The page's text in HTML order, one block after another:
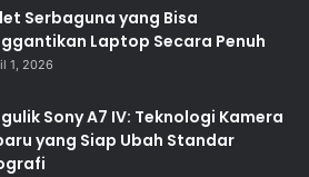
Serbaguna yang Bisa
Laptop Secara Penuh
1, 2026
Sony A7 IV: Teknologi Kamera
yang Siap Ubah Standar